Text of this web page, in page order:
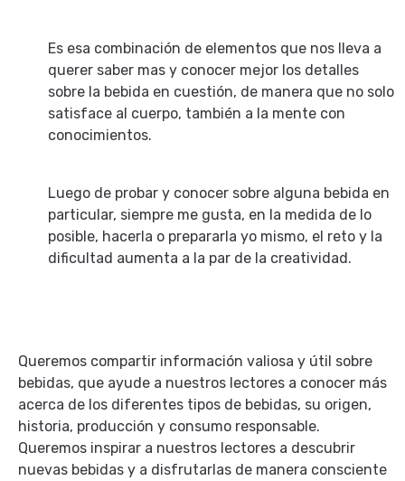
Es esa combinación de elementos que nos lleva a
querer saber mas y conocer mejor los detalles
sobre la bebida en cuestión, de manera que no solo
satisface al cuerpo, también a la mente con
conocimientos.
Luego de probar y conocer sobre alguna bebida en
particular, siempre me gusta, en la medida de lo
posible, hacerla o prepararla yo mismo, el reto y la
dificultad aumenta a la par de la creatividad.
Queremos compartir información valiosa y útil sobre
bebidas, que ayude a nuestros lectores a conocer más
acerca de los diferentes tipos de bebidas, su origen,
historia, producción y consumo responsable.
Queremos inspirar a nuestros lectores a descubrir
nuevas bebidas y a disfrutarlas de manera consciente